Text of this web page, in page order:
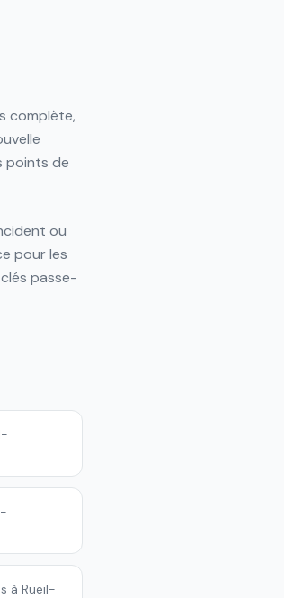
complète,
points de
ou
pour les
passe-
à Rueil-